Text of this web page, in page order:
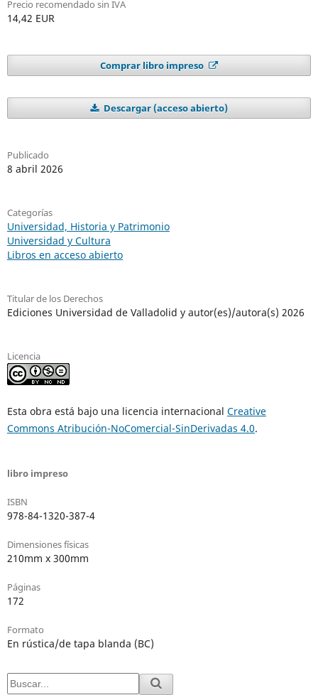
Precio recomendado sin IVA
14,42 EUR
Comprar libro impreso
Descargar (acceso abierto)
Publicado
8 abril 2026
Categorías
Universidad, Historia y Patrimonio
Universidad y Cultura
Libros en acceso abierto
Titular de los Derechos
Ediciones Universidad de Valladolid y autor(es)/autora(s) 2026
Licencia
Esta obra está bajo una licencia internacional Creative
Commons Atribución-NoComercial-SinDerivadas 4.0.
libro impreso
ISBN
978-84-1320-387-4
Dimensiones físicas
210mm x 300mm
Páginas
172
Formato
En rústica/de tapa blanda (BC)